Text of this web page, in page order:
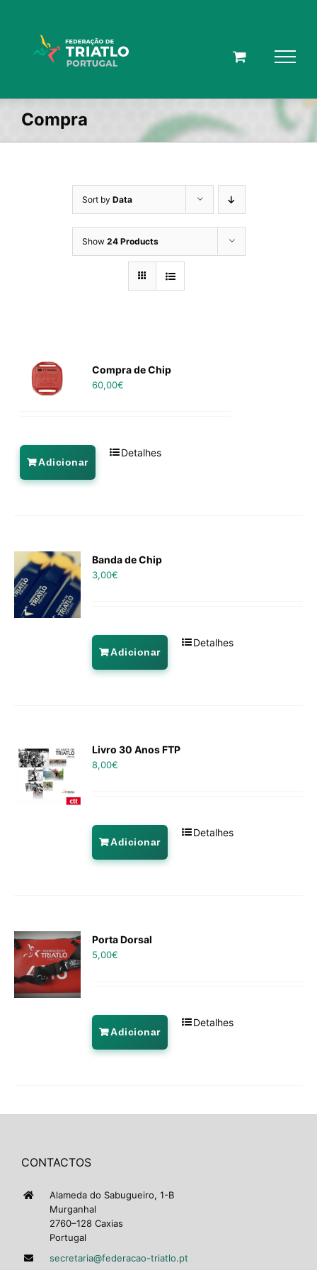
Compra
Sort by Data
Show 24 Products
Compra de Chip
60,00€
Adicionar
Detalhes
Banda de Chip
3,00€
Adicionar
Detalhes
Livro 30 Anos FTP
8,00€
Adicionar
Detalhes
Porta Dorsal
5,00€
Adicionar
Detalhes
CONTACTOS
Alameda do Sabugueiro, 1-B
Murganhal
2760–128 Caxias
Portugal
secretaria@federacao-triatlo.pt